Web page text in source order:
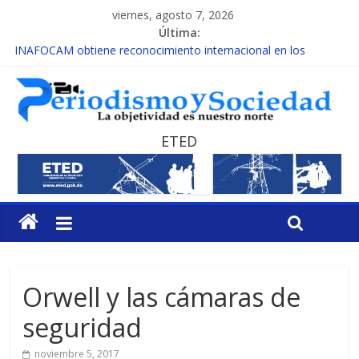
viernes, agosto 7, 2026
Última:
INAFOCAM obtiene reconocimiento internacional en los
15 de febrero de cada año es Día Nacional de la lucha contra el
cáncer infantil
EL ENFOQUE UNILATERAL DE LA COALICIÓN
MESCyT y Universidad Albizu apoyarán rehabilitación de
reclusos
MESCyT presenta calendario de Consulta Nacional por la
Educación
ETED
Orwell y las cámaras de
seguridad
noviembre 5, 2017